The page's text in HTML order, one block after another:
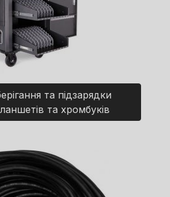
та підзарядки
та хромбуків